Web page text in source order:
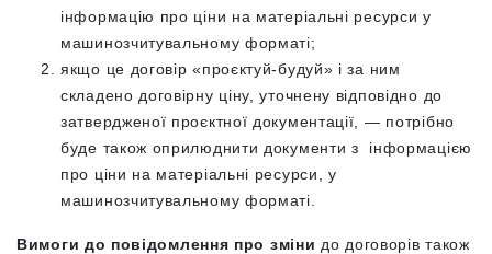
інформацію про ціни на матеріальні ресурси у
машинозчитувальному форматі;
якщо це договір «проєктуй-будуй» і за ним
складено договірну ціну, уточнену відповідно до
затвердженої проєктної документації, — потрібно
буде також оприлюднити документи з інформацією
про ціни на матеріальні ресурси, у
машинозчитувальному форматі.
Вимоги до повідомлення про зміни до договорів також